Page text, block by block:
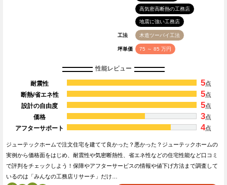
高気密高断熱の工務店
地震に強い工務店
工法 木造ツーバイ工法
坪単価 75 ～ 85 万円
性能レビュー
耐震性 5点
断熱/省エネ性
5点
設計の自由度
5点
価格
3点
アフターサポート
4点
ジューテックホームで注文住宅を建てて良かった？悪かった？ジューテックホームの
実例から価格面をはじめ、耐震性や気密断熱性、省エネ性などの住宅性能など口コミ
で評判をチェックしよう！保障やアフターサービスの情報や値下げ方法まで調査して
いるのは「みんなの工務店リサーチ」だけ…